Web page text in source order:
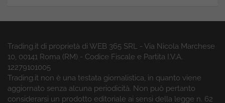
Trading.it di proprietà di WEB 365 SRL - Via Nicola Marchese
10, 00141 Roma (RM) - Codice Fiscale e Partita I.V.A.
12279101005
Trading.it non è una testata giornalistica, in quanto viene
aggiornato senza alcuna periodicità. Non può pertanto
considerarsi un prodotto editoriale ai sensi della legge n. 62